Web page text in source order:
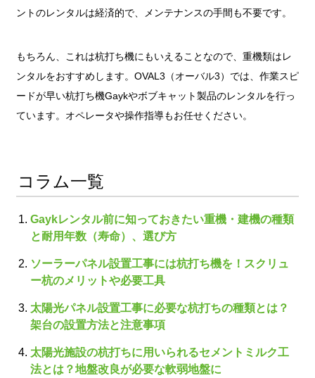
ントのレンタルは経済的で、メンテナンスの手間も不要です。
もちろん、これは杭打ち機にもいえることなので、重機類はレ
ンタルをおすすめします。OVAL3（オーバル3）では、作業スピ
ードが早い杭打ち機Gaykやボブキャット製品のレンタルを行っ
ています。オペレータや操作指導もお任せください。
コラム一覧
Gaykレンタル前に知っておきたい重機・建機の種類
と耐用年数（寿命）、選び方
ソーラーパネル設置工事には杭打ち機を！スクリュ
ー杭のメリットや必要工具
太陽光パネル設置工事に必要な杭打ちの種類とは？
架台の設置方法と注意事項
太陽光施設の杭打ちに用いられるセメントミルク工
法とは？地盤改良が必要な軟弱地盤に